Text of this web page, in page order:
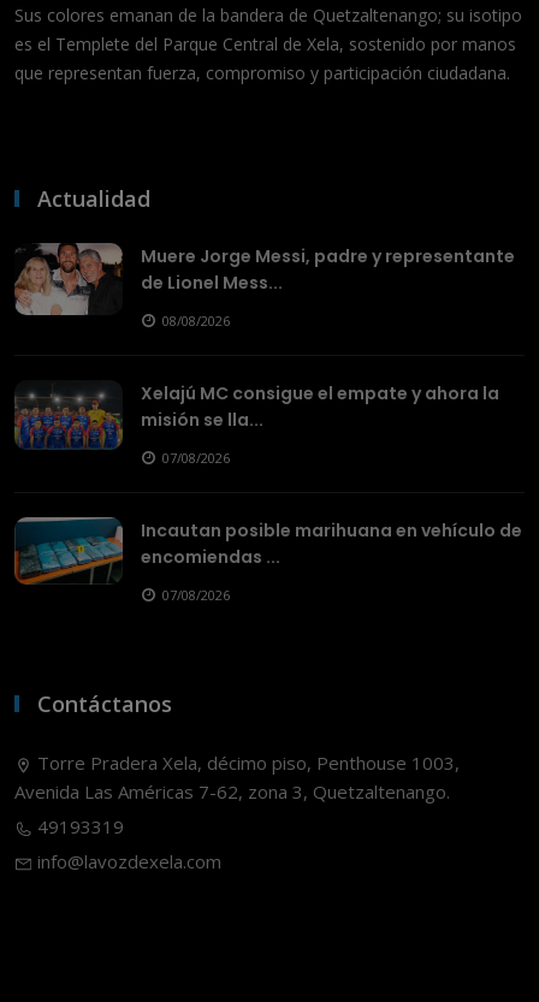
Sus colores emanan de la bandera de Quetzaltenango; su isotipo
es el Templete del Parque Central de Xela, sostenido por manos
que representan fuerza, compromiso y participación ciudadana.
Actualidad
Muere Jorge Messi, padre y representante
de Lionel Mess...
08/08/2026
Xelajú MC consigue el empate y ahora la
misión se lla...
07/08/2026
Incautan posible marihuana en vehículo de
encomiendas ...
07/08/2026
Contáctanos
Torre Pradera Xela, décimo piso, Penthouse 1003,
Avenida Las Américas 7-62, zona 3, Quetzaltenango.
49193319
info@lavozdexela.com